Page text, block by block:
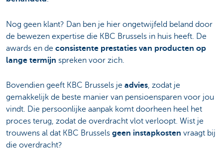
Nog geen klant? Dan ben je hier ongetwijfeld beland door
de bewezen expertise die KBC Brussels in huis heeft. De
awards en de consistente prestaties van producten op
lange termijn spreken voor zich.
Bovendien geeft KBC Brussels je advies, zodat je
gemakkelijk de beste manier van pensioensparen voor jou
vindt. Die persoonlijke aanpak komt doorheen heel het
proces terug, zodat de overdracht vlot verloopt. Wist je
trouwens al dat KBC Brussels geen instapkosten vraagt bij
die overdracht?